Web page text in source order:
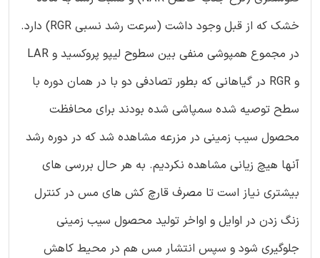
خشک که از قبل وجود داشت (سرعت رشد نسبی RGR) دارد.
در مجموع همپوشی منفی بین سطوح لیپو پروکسید و LAR
و RGR در گیاهانی که بطور تصادفی دو با در همان دوره با
سطح توصیه شده سمپاشی شده بودند برای محافظت
محصول سیب زمینی در مزرعه مشاهده شد که در دوره رشد
آنها هیچ زیانی مشاهده نکردیم. به هر حال بررسی های
بیشتری نیاز است تا مصرف قارچ کش های مس در کنترل
زنگ زدن در اوایل و اواخر تولید محصول سیب زمینی
جلوگیری شود و سپس انتشار مس هم در محیط کاهش